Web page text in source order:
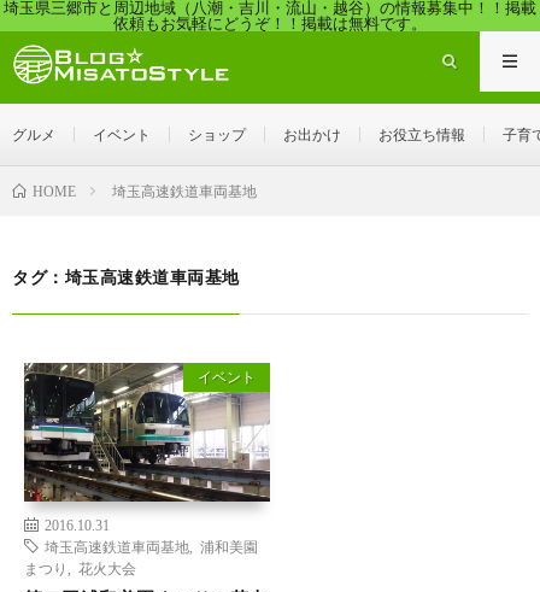
埼玉県三郷市と周辺地域（八潮・吉川・流山・越谷）の情報募集中！！掲載
依頼もお気軽にどうぞ！！掲載は無料です。
グルメ イベント ショップ お出かけ お役立ち情報 子育
HOME 埼玉高速鉄道車両基地
タグ：埼玉高速鉄道車両基地
イベント
2016.10.31
埼玉高速鉄道車両基地
浦和美園
まつり
花火大会